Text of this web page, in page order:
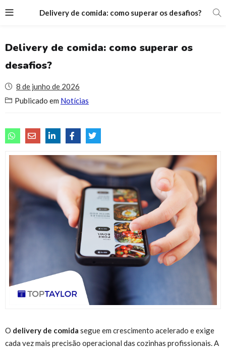
Delivery de comida: como superar os desafios?
Delivery de comida: como superar os
desafios?
8 de junho de 2026
Publicado em Notícias
O delivery de comida segue em crescimento acelerado e exige
cada vez mais precisão operacional das cozinhas profissionais. A